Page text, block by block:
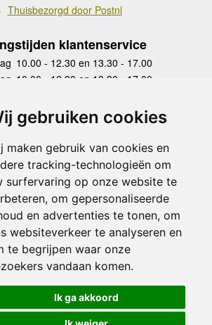
gebruiken cookies
maken gebruik van cookies en
tracking-technologieën om
surfervaring op onze website te
om gepersonaliseerde
en advertenties te tonen, om
websiteverkeer te analyseren en
te begrijpen waar onze
vandaan komen.
Ik ga akkoord
Thuisbezorgd door Postnl
klantenservice
10.00 - 12.30 en 13.30 - 17.00
10.00 - 12.30 en 13.30 - 17.00
10.00 - 12.30 en 13.30 - 17.00
10.00 - 12.30 en 13.30 - 17.00
Zaterdag
gesloten
Zondag gesloten